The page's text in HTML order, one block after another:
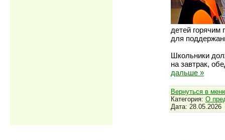
детей
для
Школьники
на завтрак,
дальше »
Вернуться в
Категория: О
Дата: 28.05.2026